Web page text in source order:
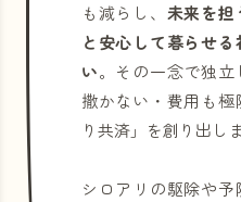
も減らし、 未来を担
と安心して暮らせ
い。その一念で独
撒かない・費用も
り共済」を創り出し
シロアリの駆除や